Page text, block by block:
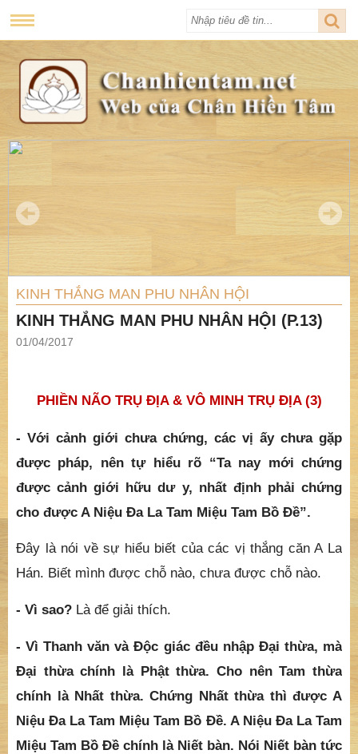
KINH THẮNG MAN PHU NHÂN HỘI
KINH THẮNG MAN PHU NHÂN HỘI (P.13)
01/04/2017
PHIỀN NÃO TRỤ ĐỊA & VÔ MINH TRỤ ĐỊA (3)
- Với cảnh giới chưa chứng, các vị ấy chưa gặp
được pháp, nên tự hiểu rõ “Ta nay mới chứng
được cảnh giới hữu dư y, nhất định phải chứng
cho được A Niệu Đa La Tam Miệu Tam Bồ Đề”.
Đây là nói về sự hiểu biết của các vị thắng căn A La
Hán. Biết mình được chỗ nào, chưa được chỗ nào.
- Vì sao? Là để giải thích.
- Vì Thanh văn và Độc giác đều nhập Đại thừa, mà
Đại thừa chính là Phật thừa. Cho nên Tam thừa
chính là Nhất thừa. Chứng Nhất thừa thì được A
Niệu Đa La Tam Miệu Tam Bồ Đề. A Niệu Đa La Tam
Miệu Tam Bồ Đề chính là Niết bàn. Nói Niết bàn tức